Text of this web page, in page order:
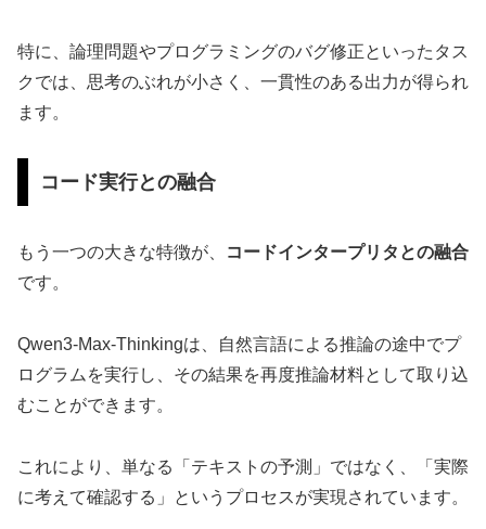
特に、論理問題やプログラミングのバグ修正といったタス
クでは、思考のぶれが小さく、一貫性のある出力が得られ
ます。
コード実行との融合
もう一つの大きな特徴が、
コードインタープリタとの融合
です。
Qwen3-Max-Thinkingは、自然言語による推論の途中でプ
ログラムを実行し、その結果を再度推論材料として取り込
むことができます。
これにより、単なる「テキストの予測」ではなく、「実際
に考えて確認する」というプロセスが実現されています。